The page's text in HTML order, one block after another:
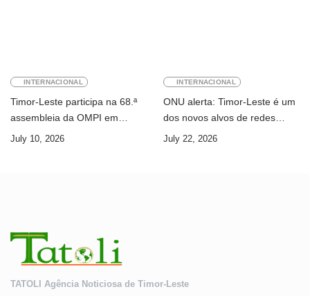
INTERNACIONAL
Timor-Leste participa na 68.ª
assembleia da OMPI em
Genebra
July 10, 2026
INTERNACIONAL
ONU alerta: Timor-Leste é um
dos novos alvos de redes
internacionais de cibercrime
July 22, 2026
TATOLI Agência Noticiosa de Timor-Leste